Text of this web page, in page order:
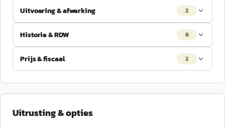
Uitvoering & afwerking 2
Historie & RDW 6
Prijs & fiscaal 2
Uitrusting & opties